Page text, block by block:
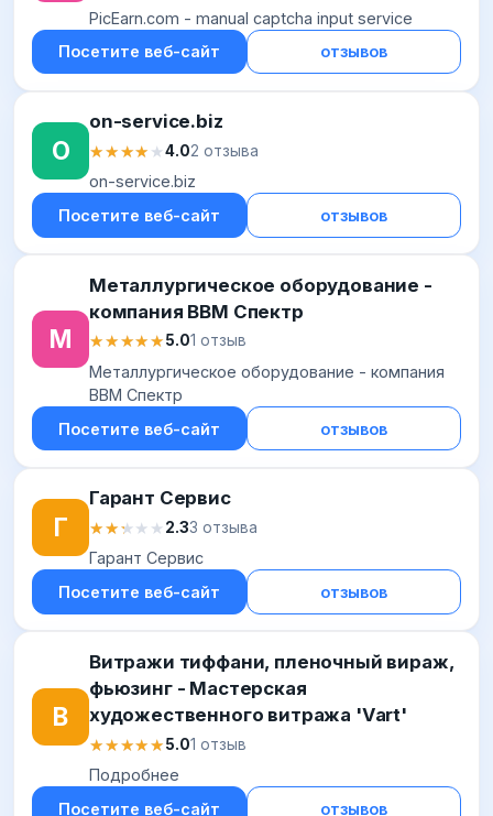
PicEarn.com - manual captcha input service
Посетите веб-сайт
отзывов
O
on-service.biz
★★★★★
★★★★★4.02 отзыва
on-service.biz
Посетите веб-сайт
отзывов
М
Металлургическое оборудование -
компания ВВМ Спектр
★★★★★
★★★★★5.01 отзыв
Металлургическое оборудование - компания
ВВМ Спектр
Посетите веб-сайт
отзывов
Г
Гарант Сервис
★★★★★
★★★★★2.33 отзыва
Гарант Сервис
Посетите веб-сайт
отзывов
В
Витражи тиффани, пленочный вираж,
фьюзинг - Мастерская
художественного витража 'Vart'
★★★★★
★★★★★5.01 отзыв
Подробнее
Посетите веб-сайт
отзывов